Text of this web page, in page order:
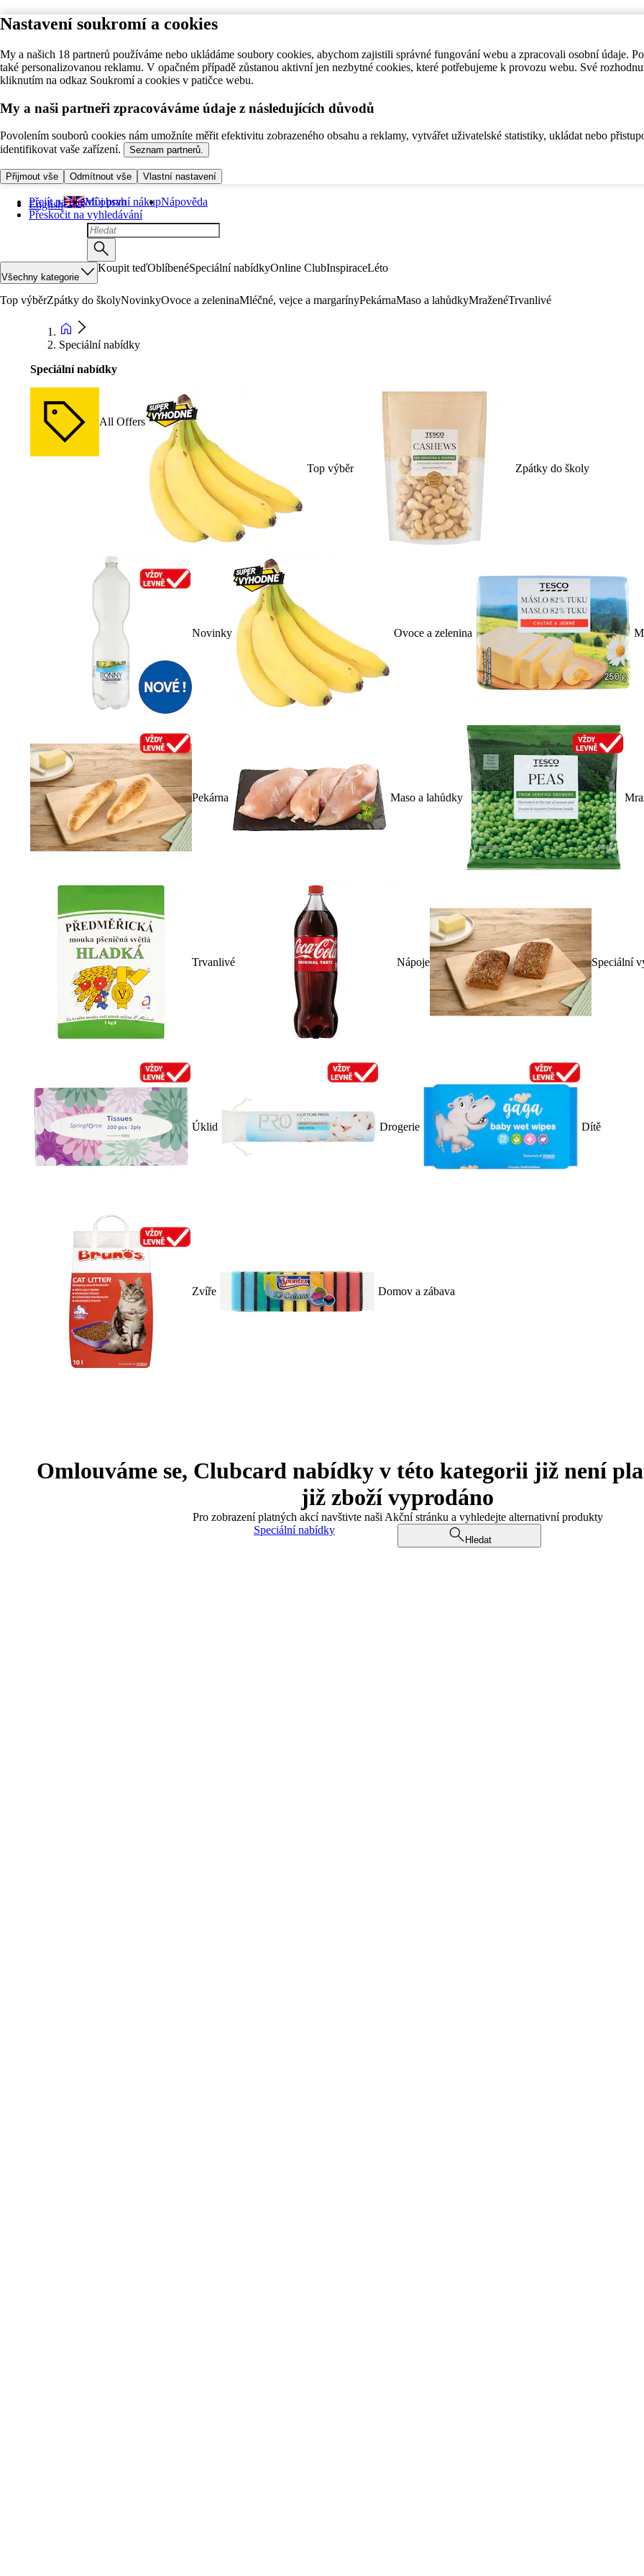
Nastavení soukromí a cookies
My a našich 18 partnerů používáme nebo ukládáme soubory cookies, abychom zajistili správné fungování webu a zpracovali osobní údaje.
také personalizovanou reklamu. V opačném případě zůstanou aktivní jen nezbytné cookies, které potřebujeme k provozu webu. Své
kliknutím na odkaz Soukromí a cookies v patičce webu.
My a naši partneři zpracováváme údaje z následujících důvodů
Povolením souborů cookies nám umožníte měřit efektivitu zobrazeného obsahu a reklamy, vytvářet uživatelské statistiky, ukládat nebo
identifikovat vaše zařízení.
Seznam partnerů.
Přijmout vše Odmítnout vše Vlastní nastavení
Přejít na hlavní obsah
Přeskočit na vyhledávání
English Můj první nákupNápověda
Všechny kategorie
Koupit teďOblíbenéSpeciální nabídkyOnline ClubInspiraceLéto
Top výběrZpátky do školyNovinkyOvoce a zeleninaMléčné, vejce a margarínyPekárnaMaso a lahůdkyMraženéTrvanlivé
Speciální nabídky
Speciální nabídky
All Offers
Top výběr Zpátky do školy
Novinky Ovoce a zelenina
Pekárna Maso a lahůdky
Trvanlivé Nápoje Speciální
Úklid Drogerie Dítě
Zvíře Domov a zábava
Omlouváme se, Clubcard nabídky v této kategorii již není
již zboží vyprodáno
Pro zobrazení platných akcí navštivte naši Akční stránku a vyhledejte alternativní produkty
Speciální nabídky
Hledat